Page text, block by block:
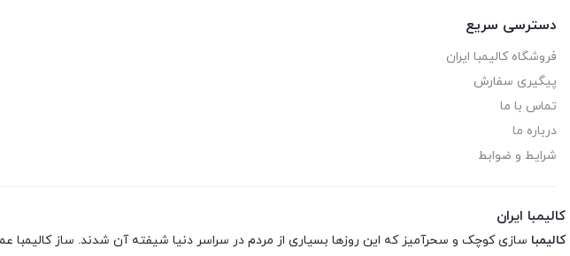
دسترسی سریع
فروشگاه کالیمبا ایران
پیگیری سفارش
تماس با ما
درباره ما
شرایط و ضوابط
کالیمبا ایران
کالیمبا سازی کوچک و سحرآمیز که این روزها بسیاری از مردم در سراسر دنیا شیفته آن شدند. ساز کالیمبا عمدتاً به